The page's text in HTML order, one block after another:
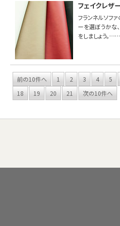
フェイクレザ
フランネルソフ
ーを選ぼうかな
をしましょう。……
前の10件へ 1 2 3 4 5
18
19 20 21 次の10件へ